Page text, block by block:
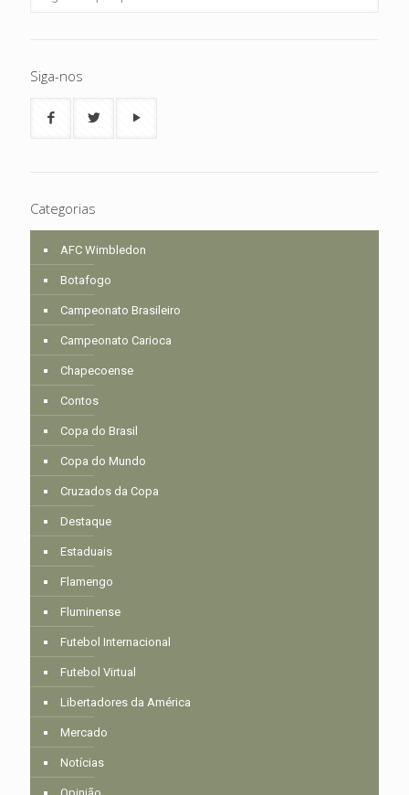
Siga-nos
Categorias
AFC Wimbledon
Botafogo
Campeonato Brasileiro
Campeonato Carioca
Chapecoense
Contos
Copa do Brasil
Copa do Mundo
Cruzados da Copa
Destaque
Estaduais
Flamengo
Fluminense
Futebol Internacional
Futebol Virtual
Libertadores da América
Mercado
Notícias